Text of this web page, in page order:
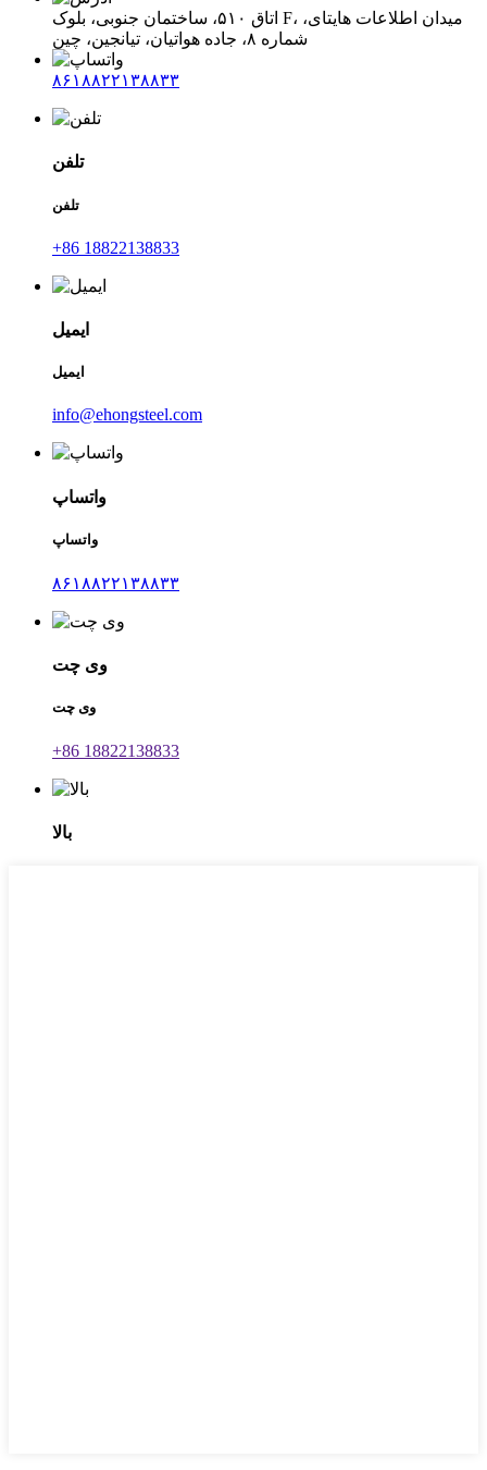
اتاق ۵۱۰، ساختمان جنوبی، بلوک F، میدان اطلاعات هایتای،
شماره ۸، جاده هواتیان، تیانجین، چین
۸۶۱۸۸۲۲۱۳۸۸۳۳
تلفن
تلفن
‎+86 18822138833‎
ایمیل
ایمیل
info@ehongsteel.com
واتساپ
واتساپ
۸۶۱۸۸۲۲۱۳۸۸۳۳
وی چت
وی چت
‎+86 18822138833‎
بالا